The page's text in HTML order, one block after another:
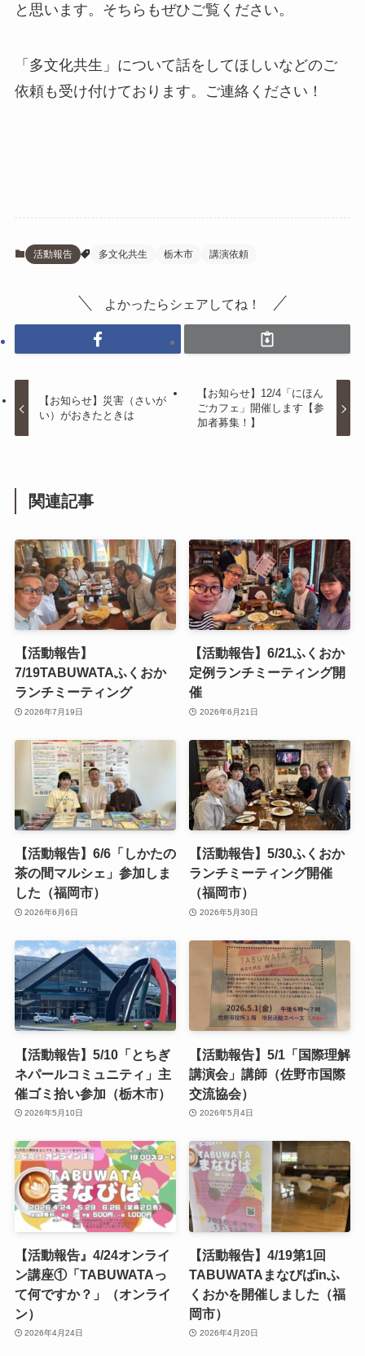
と思います。そちらもぜひご覧ください。
「多文化共生」について話をしてほしいなどのご
依頼も受け付けております。ご連絡ください！
活動報告 多文化共生 栃木市 講演依頼
よかったらシェアしてね！
【お知らせ】災害（さいが
い）がおきたときは
【お知らせ】12/4「にほん
ごカフェ」開催します【参
加者募集！】
関連記事
【活動報告】
7/19TABUWATAふくおか
ランチミーティング
2026年7月19日
【活動報告】6/21ふくおか
定例ランチミーティング開
催
2026年6月21日
【活動報告】6/6「しかたの
茶の間マルシェ」参加しま
した（福岡市）
2026年6月6日
【活動報告】5/30ふくおか
ランチミーティング開催
（福岡市）
2026年5月30日
【活動報告】5/10「とちぎ
ネパールコミュニティ」主
催ゴミ拾い参加（栃木市）
2026年5月10日
【活動報告】5/1「国際理解
講演会」講師（佐野市国際
交流協会）
2026年5月4日
【活動報告』4/24オンライ
ン講座①「TABUWATAっ
て何ですか？」（オンライ
ン）
2026年4月24日
【活動報告】4/19第1回
TABUWATAまなびばinふ
くおかを開催しました（福
岡市）
2026年4月20日